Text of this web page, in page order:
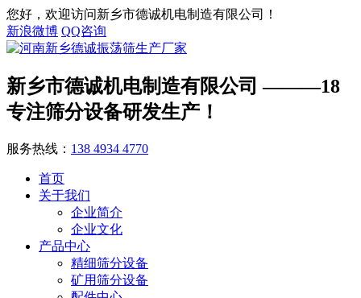
您好，欢迎访问新乡市德诚机电制造有限公司！
新浪微博 QQ咨询
新乡市德诚机电制造有限公司 ———18
专注筛分设备研发生产！
服务热线： 138 4934 4770
首页
关于我们
企业简介
企业文化
产品中心
精细筛分设备
矿用筛分设备